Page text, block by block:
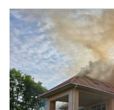
помещение магазина,
утверждает, что
служебному